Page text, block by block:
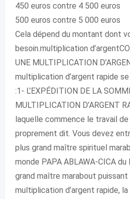
450 euros contre 4 500 euros
500 euros contre 5 000 euros
Cela dépend du montant dont
besoin.multiplication
UNE MULTIPLICATION
multiplication d’argent rapide
:1- L’EXPÉDITION DE LA
MULTIPLICATION D’ARGENT
laquelle commence le travail
proprement dit. Vous devez
plus grand maître spirituel
monde PAPA ABLAWA-CICA du
grand maître marabout
multiplication d’argent rapide,